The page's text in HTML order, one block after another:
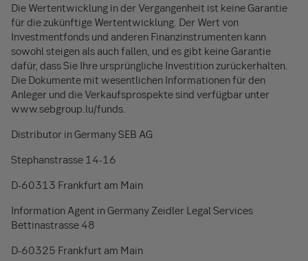
Die Wertentwicklung in der Vergangenheit ist keine Garantie
für die zukünftige Wertentwicklung. Der Wert von
Investmentfonds und anderen Finanzinstrumenten kann
sowohl steigen als auch fallen, und es gibt keine Garantie
dafür, dass Sie Ihre ursprüngliche Investition zurückerhalten.
Die Dokumente mit wesentlichen Informationen für den
Anleger und die Verkaufsprospekte sind verfügbar unter
www.sebgroup.lu/funds.
Distributor in Germany SEB AG
Stephanstrasse 14-16
D-60313 Frankfurt am Main
Information Agent in Germany Zeidler Legal Services
Bettinastrasse 48
D-60325 Frankfurt am Main